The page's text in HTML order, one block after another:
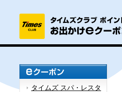
タイムズ スパ・レスタ